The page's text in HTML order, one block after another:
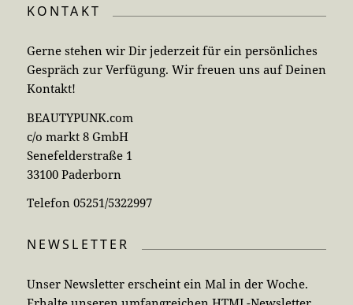
KONTAKT
Gerne stehen wir Dir jederzeit für ein persönliches
Gespräch zur Verfügung. Wir freuen uns auf Deinen
Kontakt!
BEAUTYPUNK.com
c/o markt 8 GmbH
Senefelderstraße 1
33100 Paderborn
Telefon 05251/5322997
NEWSLETTER
Unser Newsletter erscheint ein Mal in der Woche.